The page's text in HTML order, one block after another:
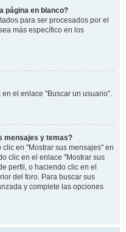
página en blanco?
para ser procesados por el
más específico en los
el enlace "Buscar un usuario".
mensajes y temas?
en "Mostrar sus mensajes" en
clic en el enlace "Mostrar sus
perfil, o haciendo clic en el
del foro. Para buscar sus
y complete las opciones